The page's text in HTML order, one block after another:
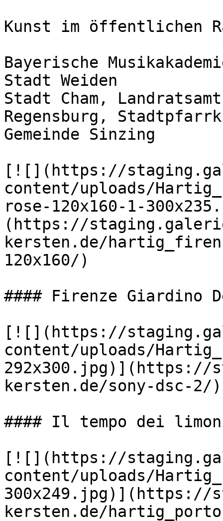
Kunst im öffentlichen
Bayerische
Stadt Weiden
Stadt Cham, Landratsamt
Regensburg,
Gemeinde Sinzing
[![](https://
content/uploads/
rose-120x160-1-
(https://
kersten.de/
120x160/)
#### Firenze Giardino
[![](https://
content/uploads/
292x300.jpg)](https://
kersten.de/sony-dsc-2/)
#### Il tempo dei
[![](https://
content/uploads/
300x249.jpg)](https://
kersten.de/